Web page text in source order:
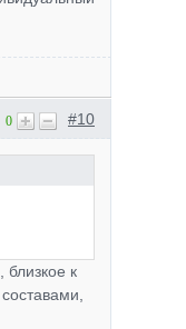
#10
0
близкое к